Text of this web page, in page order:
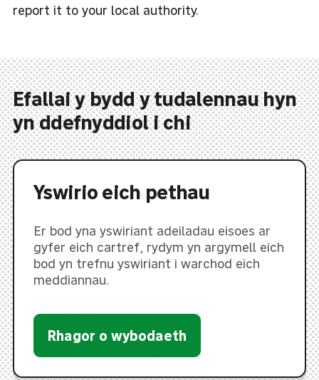
report it to your local authority.
Efallai y bydd y tudalennau hyn
yn ddefnyddiol i chi
Yswirio eich pethau
Er bod yna yswiriant adeiladau eisoes ar
gyfer eich cartref, rydym yn argymell eich
bod yn trefnu yswiriant i warchod eich
meddiannau.
Rhagor o wybodaeth